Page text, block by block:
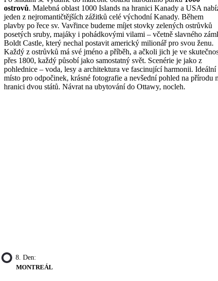
ostrovů. Malebná oblast 1000 Islands na hranici Kanady a USA
jeden z nejromantičtějších zážitků celé východní Kanady. Během
plavby po řece sv. Vavřince budeme míjet stovky zelených ostrůvků
posetých sruby, majáky i pohádkovými vilami – včetně slavného
Boldt Castle, který nechal postavit americký milionář pro svou ženu.
Každý z ostrůvků má své jméno a příběh, a ačkoli jich je ve
přes 1800, každý působí jako samostatný svět. Scenérie je jako z
pohlednice – voda, lesy a architektura ve fascinující harmonii. Ideální
místo pro odpočinek, krásné fotografie a nevšední pohled na přírodu
hranici dvou států. Návrat na ubytování do Ottawy, nocleh.
8. Den:
MONTREÁL